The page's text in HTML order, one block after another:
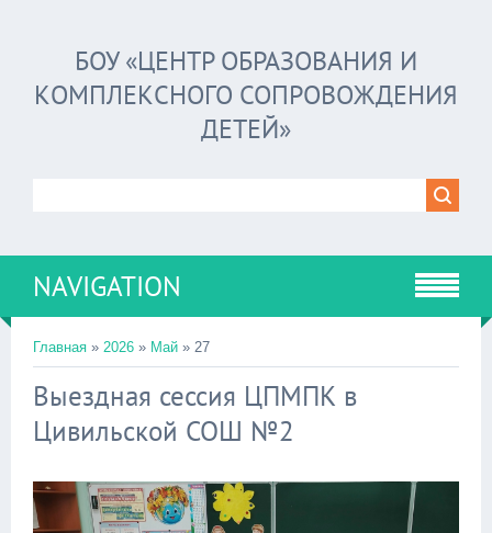
БОУ «ЦЕНТР ОБРАЗОВАНИЯ И
КОМПЛЕКСНОГО СОПРОВОЖДЕНИЯ
ДЕТЕЙ»
NAVIGATION
Главная » 2026 » Май » 27
Выездная сессия ЦПМПК в
Цивильской СОШ №2